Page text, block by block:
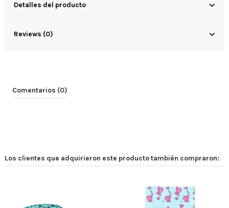
Detalles del producto
Reviews (0)
Comentarios (0)
Los clientes que adquirieron este producto también compraron: